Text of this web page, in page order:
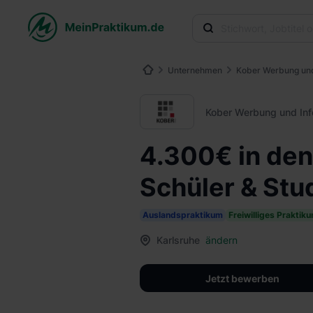
Unternehmen Kober Werbung
Kober Werbung und
4.300€ in
Schüler &
Auslandspraktikum Freiwilliges
Karlsruhe ändern
Jetzt bewerben